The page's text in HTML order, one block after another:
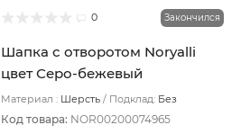
0 Закончился
Шапка с отворотом Noryalli
цвет Серо-бежевый
Материал : Шерсть Подклад: Без
Код товара: NOR00200074965